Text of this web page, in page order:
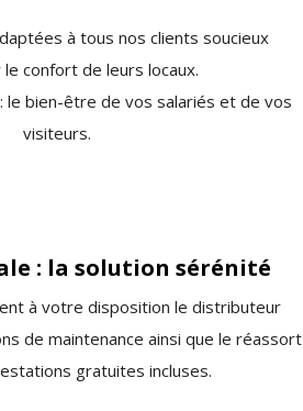
à tous nos clients soucieux
le confort de leurs locaux.
le bien-être de vos salariés et de vos
visiteurs.
: la solution sérénité
à votre disposition le distributeur
de maintenance ainsi que le réassort
gratuites incluses.